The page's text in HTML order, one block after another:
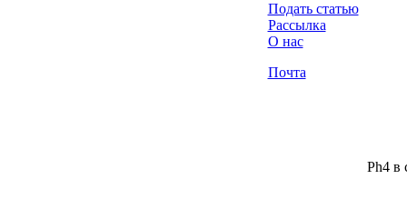
Подать статью
Рассылка
О нас
Почта
Ph4 в